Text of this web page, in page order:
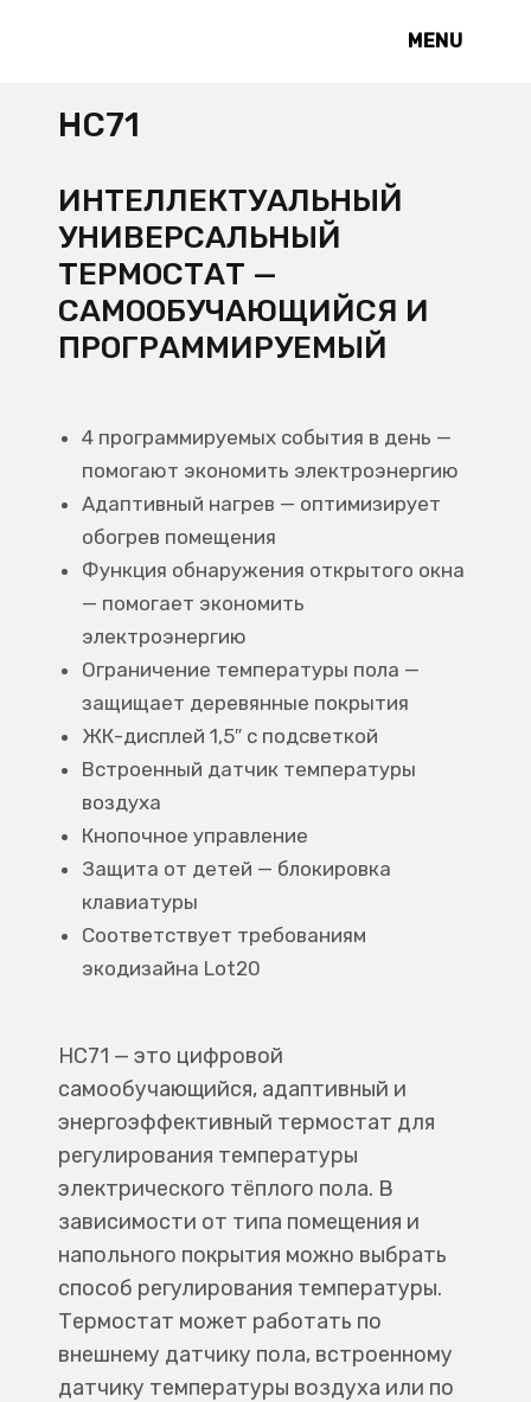
MENU
HC71
ИНТЕЛЛЕКТУАЛЬНЫЙ
УНИВЕРСАЛЬНЫЙ
ТЕРМОСТАТ —
САМООБУЧАЮЩИЙСЯ И
ПРОГРАММИРУЕМЫЙ
4 программируемых события в день —
помогают экономить электроэнергию
Адаптивный нагрев — оптимизирует
обогрев помещения
Функция обнаружения открытого окна
— помогает экономить
электроэнергию
Ограничение температуры пола —
защищает деревянные покрытия
ЖК-дисплей 1,5″ с подсветкой
Встроенный датчик температуры
воздуха
Кнопочное управление
Защита от детей — блокировка
клавиатуры
Соответствует требованиям
экодизайна Lot20
HC71 — это цифровой
самообучающийся, адаптивный и
энергоэффективный термостат для
регулирования температуры
электрического тёплого пола. В
зависимости от типа помещения и
напольного покрытия можно выбрать
способ регулирования температуры.
Термостат может работать по
внешнему датчику пола, встроенному
датчику температуры воздуха или по